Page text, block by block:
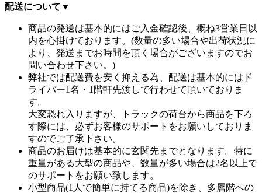
配送について ▼
商品の発送は基本的にはご入金確認後、概ね3営業日以
内を心掛けております。(数量の多い場合や出荷状況に
より、発送までお時間を頂く場合がございますのでお
問い合わせ下さい。)
弊社では配送費を安く抑える為、配送は基本的にはド
ライバー1名・1階軒先渡しで行わせて頂いておりま
す。
大変恐れ入りますが、トラックの荷台から商品を下ろ
す際には、必ずお客様のサポートをお願いしておりま
すのでご了承下さい。
商品のお届けは基本的に玄関先までとなります。特に
重量がある大型の商品や、数量が多い場合は2名以上で
のサポートをお願い致します。
小型商品(1人で簡単に持てる商品)を除き、多層階への